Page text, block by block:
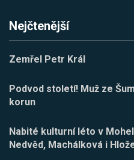
Nejčtenější
Zemřel Petr Král
Podvod století! Muž ze
korun
Nabité kulturní léto v
Nedvěd, Machálková i